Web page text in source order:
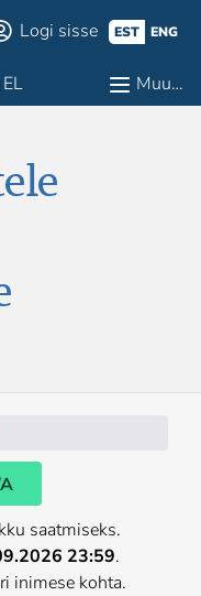
Logi sisse EST ENG
EL Muu…
saatmiseks.
23:59.
inimese kohta.